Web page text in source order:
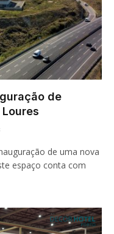
de
de uma nova
espaço conta com